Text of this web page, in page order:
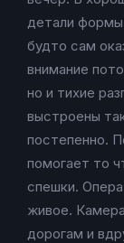
детали формы
будто сам
внимание
но и тихие
выстроены
постепенно.
помогает то
спешки.
живое.
дорогам и